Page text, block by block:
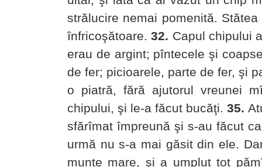
strălucire nemai pomenită.
înfricoşătoare. 32. Capul chipului
erau de argint; pîntecele şi
de fer; picioarele, parte de fer, şi
o piatră, fără ajutorul vreunei
chipului, şi le-a făcut bucăţi. 35.
sfărîmat împreună şi s-au făcut
urmă nu s-a mai găsit din ele.
munte mare, şi a umplut tot